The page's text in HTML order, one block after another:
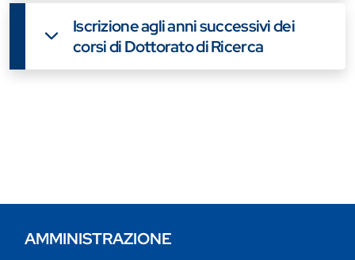
Iscrizione agli anni successivi dei
corsi di Dottorato di Ricerca
AMMINISTRAZIONE